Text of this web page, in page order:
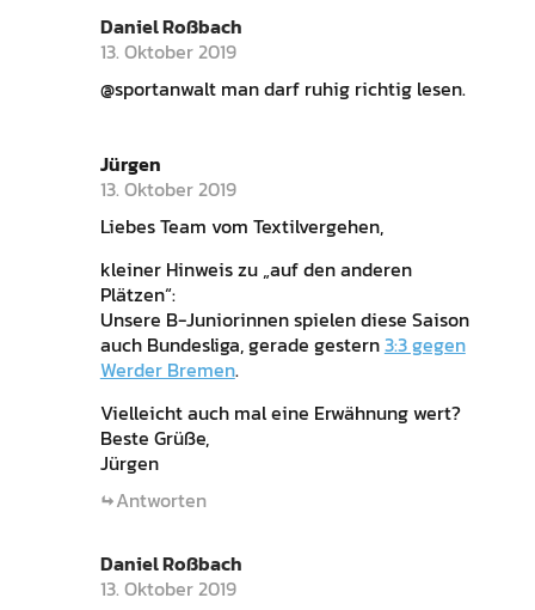
Daniel Roßbach
13. Oktober 2019
@sportanwalt man darf ruhig richtig lesen.
Jürgen
13. Oktober 2019
Liebes Team vom Textilvergehen,
kleiner Hinweis zu „auf den anderen
Plätzen“:
Unsere B-Juniorinnen spielen diese Saison
auch Bundesliga, gerade gestern3:3 gegen
Werder Bremen.
Vielleicht auch mal eine Erwähnung wert?
Beste Grüße,
Jürgen
Antworten
Daniel Roßbach
13. Oktober 2019